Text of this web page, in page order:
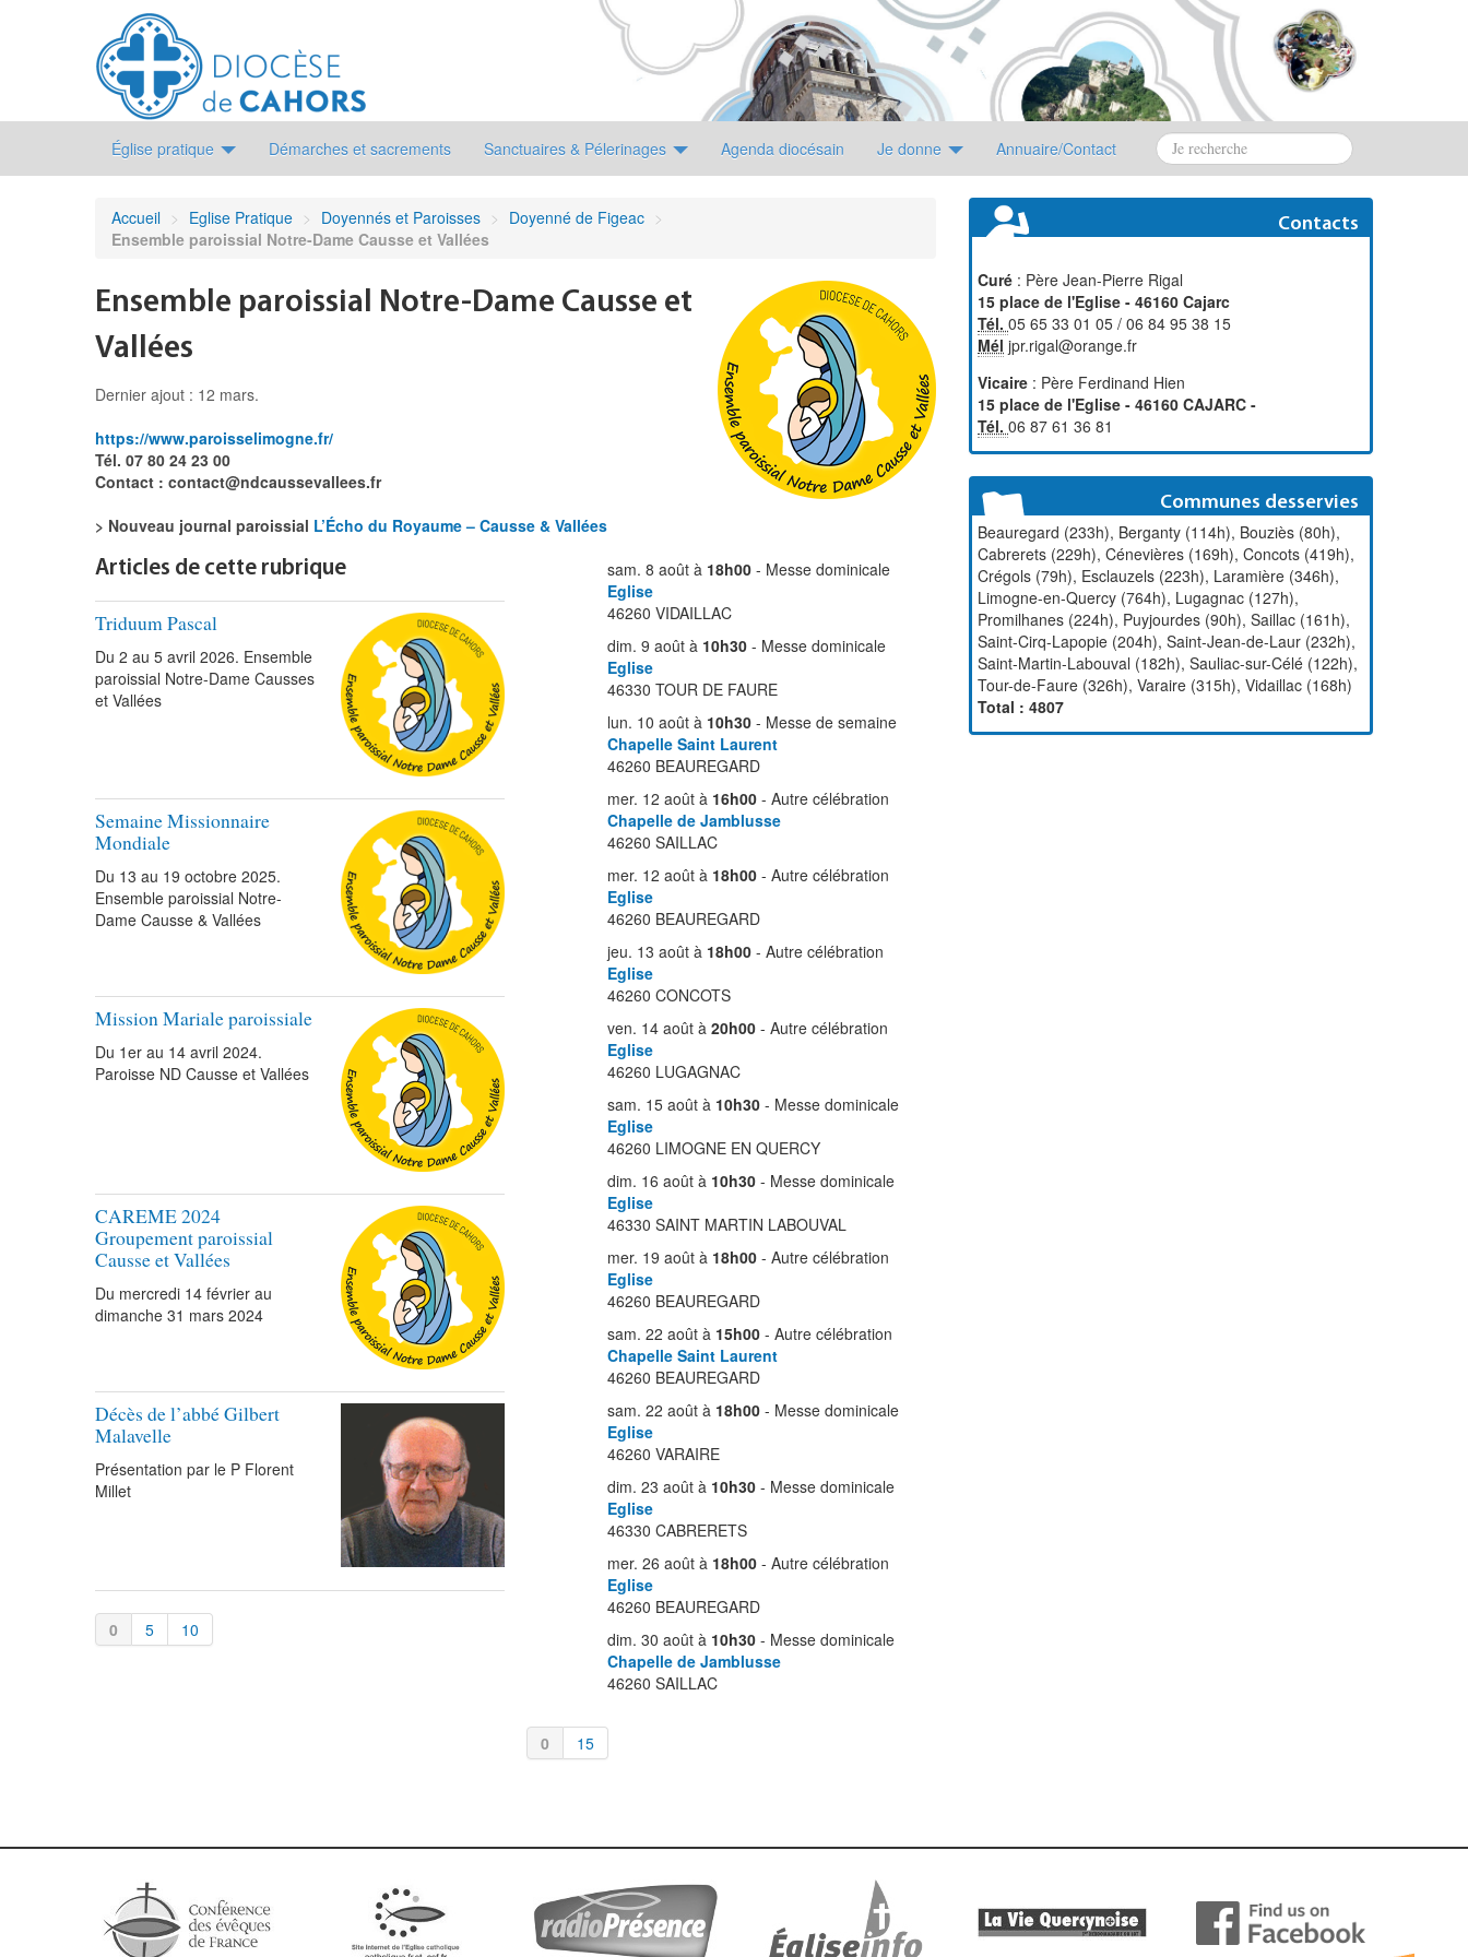
Église pratique Démarches et sacrements Sanctuaires & Pélerinages Agenda diocésain Je donne Annuaire/Contact
Accueil > Eglise Pratique > Doyennés et Paroisses > Doyenné de Figeac >
Ensemble paroissial Notre-Dame Causse et Vallées
Ensemble paroissial Notre-Dame Causse et
Vallées
Dernier ajout : 12 mars.
https://www.paroisselimogne.fr/
Tél. 07 80 24 23 00
Contact : contact@ndcaussevallees.fr
> Nouveau journal paroissial L’Écho du Royaume – Causse & Vallées
Articles de cette rubrique
Triduum Pascal
Du 2 au 5 avril 2026. Ensemble
paroissial Notre-Dame Causses
et Vallées
Semaine Missionnaire
Mondiale
Du 13 au 19 octobre 2025.
Ensemble paroissial Notre-
Dame Causse & Vallées
Mission Mariale paroissiale
Du 1er au 14 avril 2024.
Paroisse ND Causse et Vallées
CAREME 2024
Groupement paroissial
Causse et Vallées
Du mercredi 14 février au
dimanche 31 mars 2024
Décès de l’abbé Gilbert
Malavelle
Présentation par le P Florent
Millet
0 5 10
sam. 8 août à 18h00- Messe dominicale
Eglise
46260 VIDAILLAC
dim. 9 août à 10h30- Messe dominicale
Eglise
46330 TOUR DE FAURE
lun. 10 août à 10h30- Messe de semaine
Chapelle Saint Laurent
46260 BEAUREGARD
mer. 12 août à 16h00- Autre célébration
Chapelle de Jamblusse
46260 SAILLAC
mer. 12 août à 18h00- Autre célébration
Eglise
46260 BEAUREGARD
jeu. 13 août à 18h00- Autre célébration
Eglise
46260 CONCOTS
ven. 14 août à 20h00- Autre célébration
Eglise
46260 LUGAGNAC
sam. 15 août à 10h30- Messe dominicale
Eglise
46260 LIMOGNE EN QUERCY
dim. 16 août à 10h30- Messe dominicale
Eglise
46330 SAINT MARTIN LABOUVAL
mer. 19 août à 18h00- Autre célébration
Eglise
46260 BEAUREGARD
sam. 22 août à 15h00- Autre célébration
Chapelle Saint Laurent
46260 BEAUREGARD
sam. 22 août à 18h00- Messe dominicale
Eglise
46260 VARAIRE
dim. 23 août à 10h30- Messe dominicale
Eglise
46330 CABRERETS
mer. 26 août à 18h00- Autre célébration
Eglise
46260 BEAUREGARD
dim. 30 août à 10h30- Messe dominicale
Chapelle de Jamblusse
46260 SAILLAC
0 15
Contacts
Curé : Père Jean-Pierre Rigal
15 place de l'Eglise - 46160 Cajarc
Tél. 05 65 33 01 05 / 06 84 95 38 15
Mél jpr.rigal@orange.fr
Vicaire : Père Ferdinand Hien
15 place de l'Eglise - 46160 CAJARC -
Tél. 06 87 61 36 81
Communes desservies
Beauregard (233h), Berganty (114h), Bouziès (80h),
Cabrerets (229h), Cénevières (169h), Concots (419h),
Crégols (79h), Esclauzels (223h), Laramière (346h),
Limogne-en-Quercy (764h), Lugagnac (127h),
Promilhanes (224h), Puyjourdes (90h), Saillac (161h),
Saint-Cirq-Lapopie (204h), Saint-Jean-de-Laur (232h),
Saint-Martin-Labouval (182h), Sauliac-sur-Célé (122h),
Tour-de-Faure (326h), Varaire (315h), Vidaillac (168h)
Total : 4807